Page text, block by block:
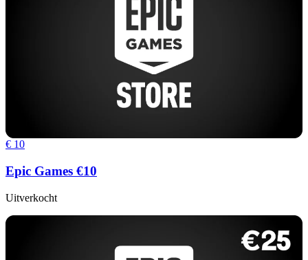
€ 10
Epic Games €10
Uitverkocht